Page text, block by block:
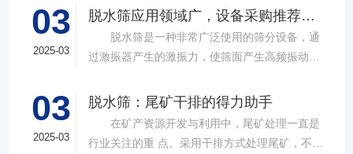
故道金机械，深耕振动筛分领域三十载，推出多
款高质量直线筛设备，以稳定的筛分质量，强大
的处理能力，提供建材砂石物料筛分解决方
队，产品设计时考虑机械结构、动力学特性和操
作便捷性，其生产的直线筛产品使用时，物料在
筛面快速且均匀分布，筛孔不堵塞，筛分效率
03
2025-03
脱水筛应用领域广，设备采购推荐选择实力厂家
脱水筛是一种非常广泛使用的筛分设备，通
过激振器产生的激振力，使筛面产生高频振动，
与液体之间的分离。在多个行业中，脱水筛都发
挥着不可或缺的作用。故道金机械带大家一起了
解。 ▲故道金机械单层高频脱水振动筛
03
2025-03
脱水筛：尾矿干排的得力助手
在矿产资源开发与利用中，尾矿处理一直是
行业关注的重 点。采用干排方式处理尾矿，不仅